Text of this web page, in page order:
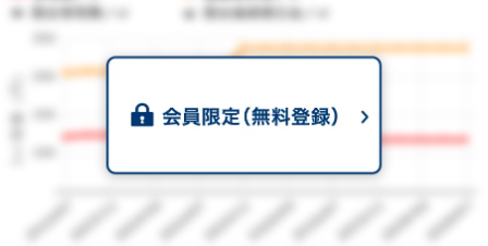
1㎡単価（円）
競合管理費／㎡
競合修繕積立金／㎡
2023/072023/112024/032024/072024/112025/032025/072025/112026/032026/07